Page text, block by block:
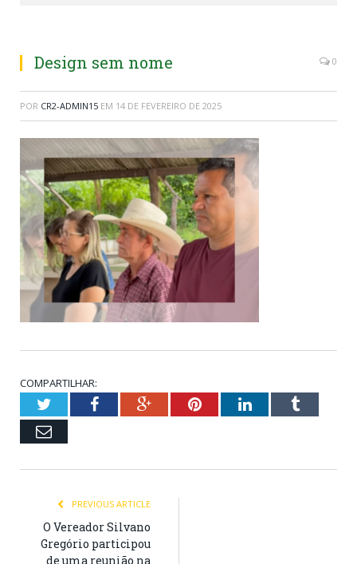
Design sem nome 0
POR CR2-ADMIN15 EM 14 DE FEVEREIRO DE 2025
COMPARTILHAR:
TwitterFacebookGoogle+PinterestLinkedInTumblr
Email
PREVIOUS ARTICLE
O Vereador Silvano
Gregório participou
de uma reunião na